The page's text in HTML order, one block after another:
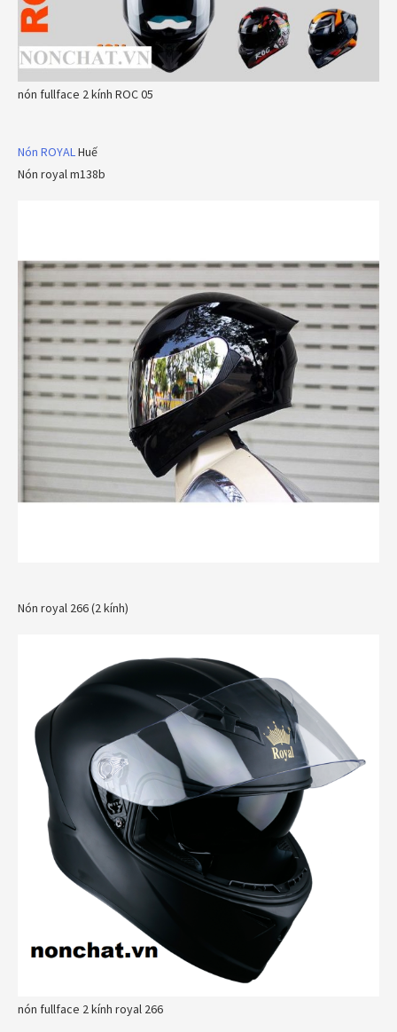
nón fullface 2 kính ROC 05
Nón ROYALHuế
Nón royal m138b
Nón royal 266 (2 kính)
nón fullface 2 kính royal 266